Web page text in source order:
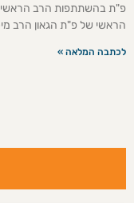
פ"ת בהשתתפות הרב הראשי
הראשי של פ"ת הגאון הרב
לכתבה המלאה »